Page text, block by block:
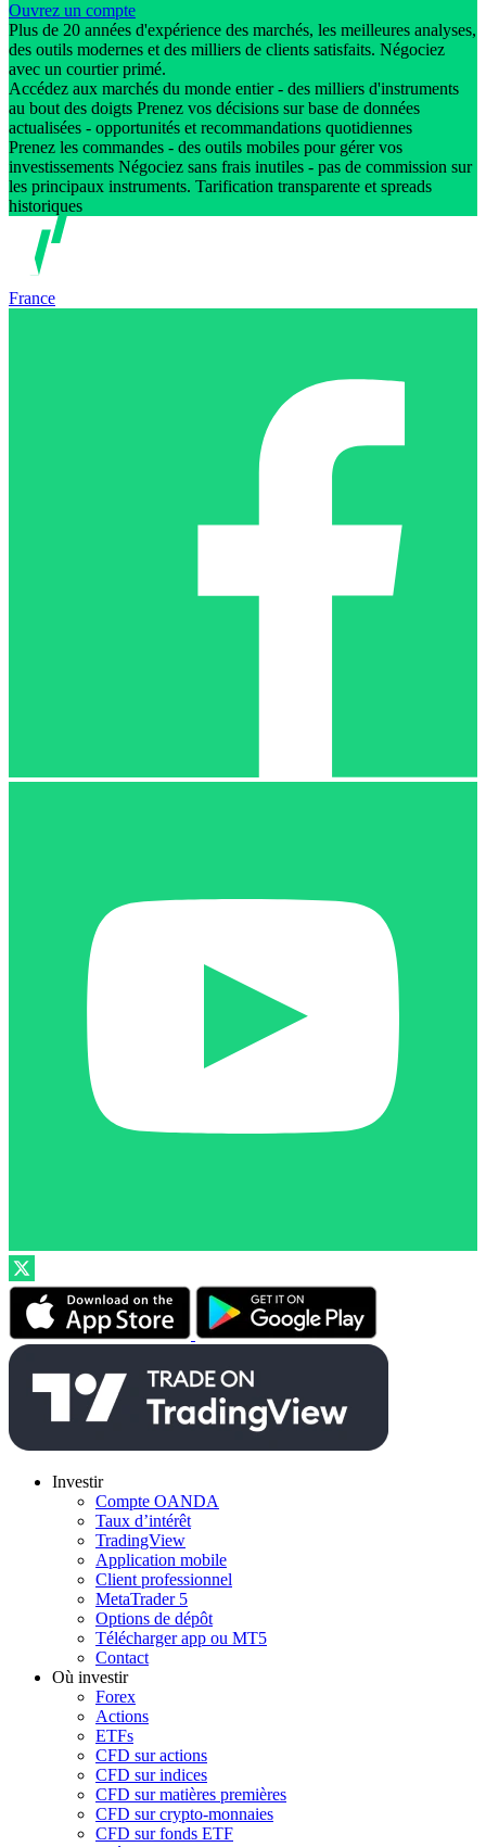
Ouvrez un compte
Plus de 20 années d'expérience des marchés, les meilleures analyses,
des outils modernes et des milliers de clients satisfaits. Négociez
avec un courtier primé.
Accédez aux marchés du monde entier - des milliers d'instruments
au bout des doigts Prenez vos décisions sur base de données
actualisées - opportunités et recommandations quotidiennes
Prenez les commandes - des outils mobiles pour gérer vos
investissements Négociez sans frais inutiles - pas de commission sur
les principaux instruments. Tarification transparente et spreads
historiques
France
Investir
Compte OANDA
Taux d’intérêt
TradingView
Application mobile
Client professionnel
MetaTrader 5
Options de dépôt
Télécharger app ou MT5
Contact
Où investir
Forex
Actions
ETFs
CFD sur actions
CFD sur indices
CFD sur matières premières
CFD sur crypto-monnaies
CFD sur fonds ETF